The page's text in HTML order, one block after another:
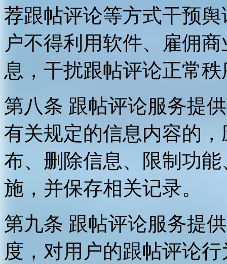
荐跟帖评论等方式干预
户不得利用软件、雇佣
息，干扰跟帖评论正常
第八条 跟帖评论服务提
有关规定的信息内容的
布、删除信息、限制功
施，并保存相关记录。
第九条 跟帖评论服务提
度，对用户的跟帖评论